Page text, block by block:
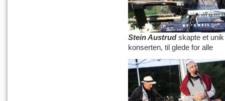
Stein Austrudskapte et unik
konserten, til glede for alle